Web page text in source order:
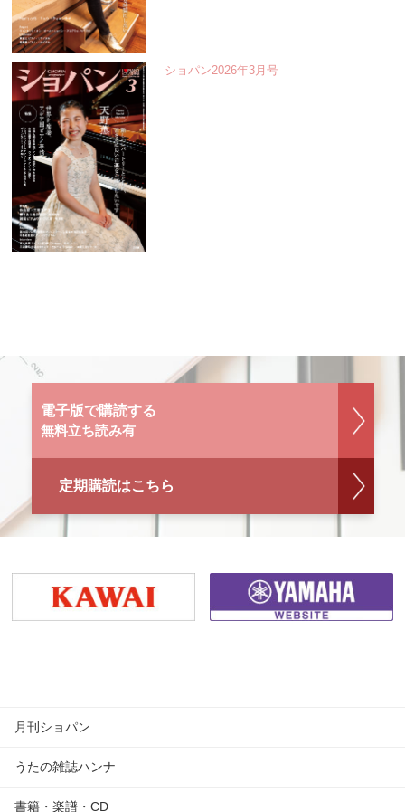
ショパン2026年3月号
電子版で購読する
無料立ち読み有
定期購読はこちら
月刊ショパン
うたの雑誌ハンナ
書籍・楽譜・CD